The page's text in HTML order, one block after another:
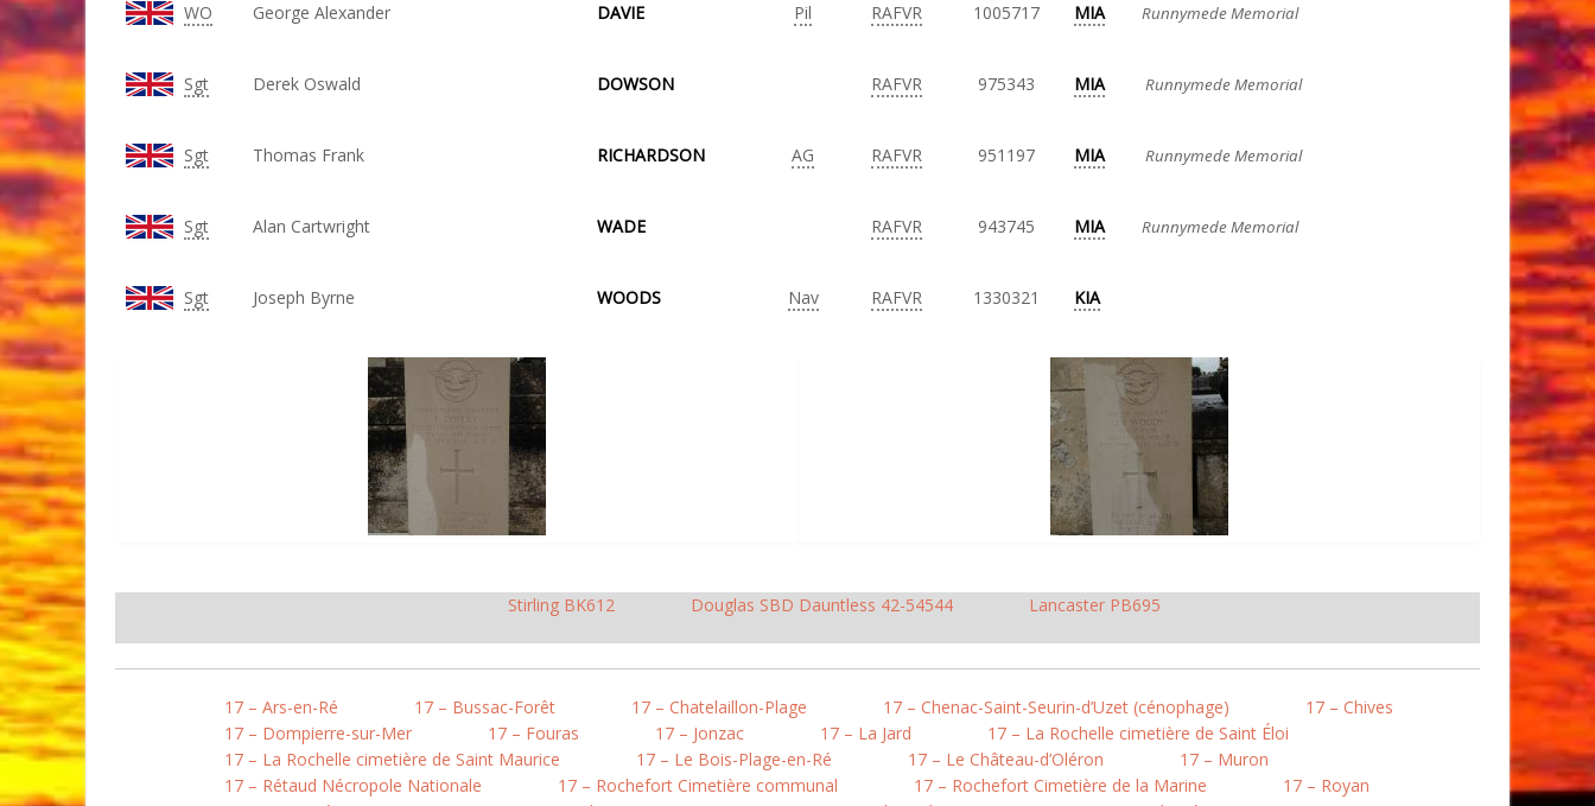
WO George Alexander DAVIE Pil RAFVR 1005717 MIA Runnymede Memorial
Sgt Derek Oswald DOWSON RAFVR 975343 MIA Runnymede Memorial
Sgt Thomas Frank RICHARDSON AG RAFVR 951197 MIA Runnymede Memorial
Sgt Alan Cartwright WADE RAFVR 943745 MIA Runnymede Memorial
Sgt Joseph Byrne WOODS Nav RAFVR 1330321 KIA
Stirling BK612 Douglas SBD Dauntless 42-54544 Lancaster PB695
17 – Ars-en-Ré 17 – Bussac-Forêt 17 – Chatelaillon-Plage 17 – Chenac-Saint-Seurin-d’Uzet (cénophage)
17 – Chives
17 – Dompierre-sur-Mer
17 – Fouras 17 – Jonzac 17 – La Jard
17 – La Rochelle cimetière de Saint Éloi
17 – La Rochelle cimetière de Saint Maurice
17 – Le Bois-Plage-en-Ré 17 – Le Château-d’Oléron
17 – Muron
17 – Rétaud Nécropole Nationale
17 – Rochefort Cimetière communal 17 – Rochefort Cimetière de la Marine
17 – Royan